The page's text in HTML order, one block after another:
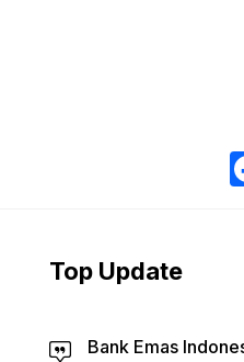
Top Update
Bank Emas